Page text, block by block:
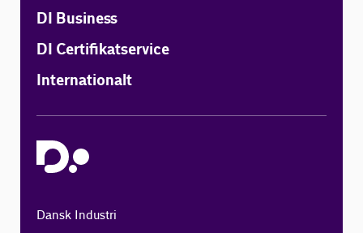
DI Business
DI Certifikatservice
Internationalt
Dansk Industri